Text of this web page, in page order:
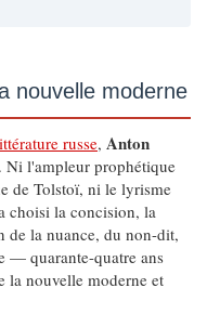
nouvelle moderne
russe, Anton
Ni l'ampleur prophétique
de Tolstoï, ni le lyrisme
choisi la concision, la
de la nuance, du non-dit,
— quarante-quatre ans
la nouvelle moderne et